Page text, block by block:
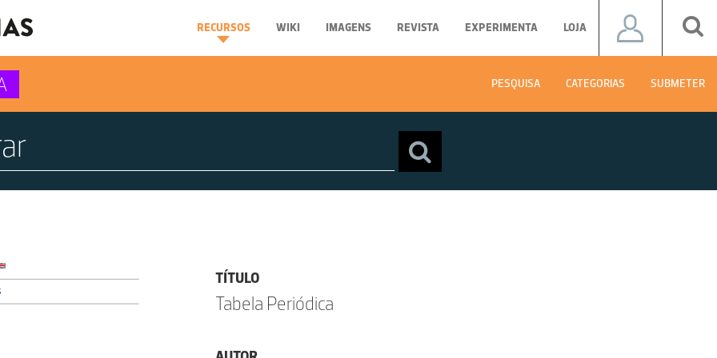
RECURSOS WIKI IMAGENS REVISTA EXPERIMENTA LOJA
PESQUISA CATEGORIAS SUBMETER
TÍTULO
Tabela Periódica